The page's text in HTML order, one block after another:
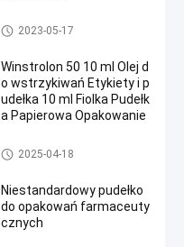
Opakowanie farmaceutyczne
2023-05-17
Winstrolon 50 10 ml Olej d
o wstrzykiwań Etykiety i p
udełka 10 ml Fiolka Pudełk
a Papierowa Opakowanie
Opakowanie farmaceutyczne
2025-04-18
Niestandardowy pudełko
do opakowań farmaceuty
cznych